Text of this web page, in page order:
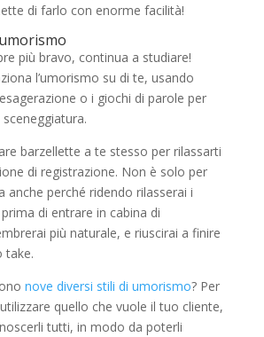
di farlo con enorme facilità!
più bravo, continua a studiare!
l’umorismo su di te, usando
o i giochi di parole per
barzellette a te stesso per rilassarti
di registrazione. Non è solo per
anche perché ridendo rilasserai i
di entrare in cabina di
più naturale, e riuscirai a finire
take.
nove diversi stili di umorismo? Per
quello che vuole il tuo cliente,
tutti, in modo da poterli